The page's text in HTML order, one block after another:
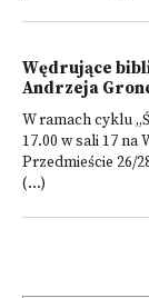
Wędrujące
Andrzeja
W ramach cyklu
17.00 w sali 17
Przedmieście 26/
(...)